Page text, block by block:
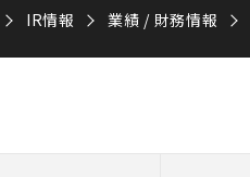
IR情報 業績 / 財務情報